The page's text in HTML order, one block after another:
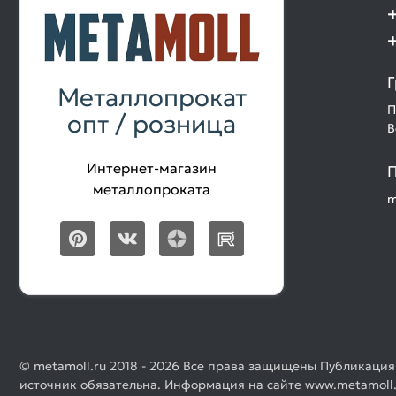
Металлопрокат
опт / розница
Интернет-магазин
металлопроката
© metamoll.ru 2018 - 2026 Все права защищены
источник обязательна. Информация на сайте